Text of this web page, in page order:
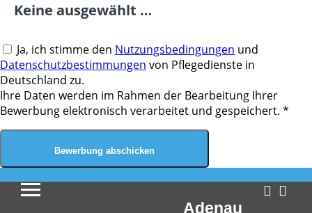
Keine ausgewählt …
Ja, ich stimme den Nutzungsbedingungen und
Datenschutzbestimmungen von Pflegedienste in
Deutschland zu.
Ihre Daten werden im Rahmen der Bearbeitung Ihrer
Bewerbung elektronisch verarbeitet und gespeichert. *
Bewerbung abschicken
Adenau